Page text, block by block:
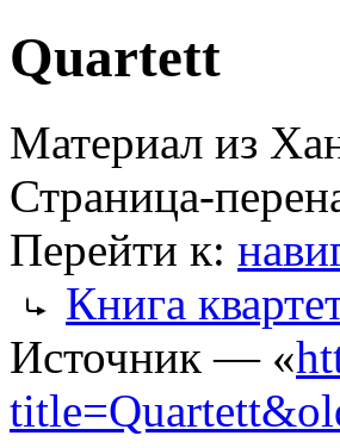
Quartett
Материал из
Страница-
Перейти к:
Книга
Источник — «